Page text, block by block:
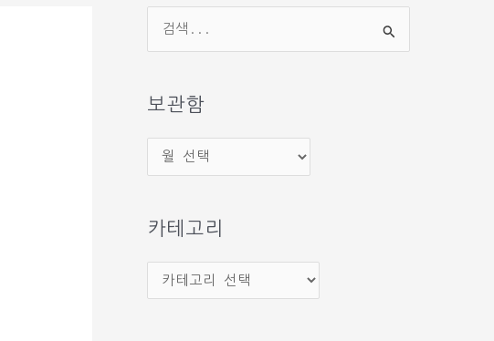
상
보관함
관
카테고리
테